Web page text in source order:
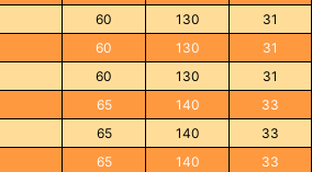
60 130
31
60 130
31
60 130
31
65 140
33
65 140
33
65 140
33